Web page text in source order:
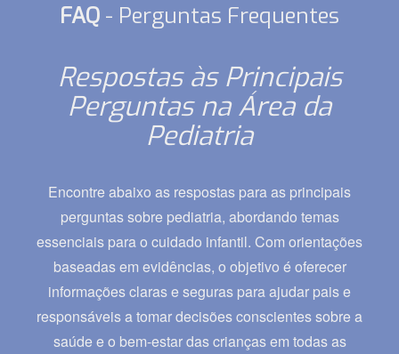
FAQ - Perguntas Frequentes
Respostas às Principais
Perguntas na Área da
Pediatria
Encontre abaixo as respostas para as principais
perguntas sobre pediatria, abordando temas
essenciais para o cuidado infantil. Com orientações
baseadas em evidências, o objetivo é oferecer
informações claras e seguras para ajudar pais e
responsáveis a tomar decisões conscientes sobre a
saúde e o bem-estar das crianças em todas as